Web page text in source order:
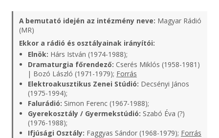
A bemutató idején az intézmény neve: Magyar Rádió
(MR)
Ekkor a rádió és osztályainak irányítói:
Elnök: Hárs István (1974-1988);
Dramaturgia főrendező: Cserés Miklós (1958-1981)
| Bozó László (1971-1979); Forrás
Elektroakusztikus Zenei Stúdió: Decsényi János
(1975-1994);
Falurádió: Simon Ferenc (1967-1988);
Gyerekosztály / Gyermekstúdió: Szabó Éva (?)
(1976-1988);
Ifjúsági Osztály: Faggyas Sándor (1968-1979); Forrás